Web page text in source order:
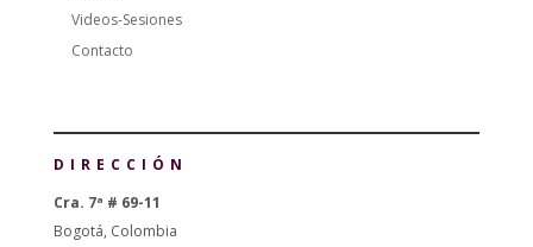
Videos-Sesiones
Contacto
DIRECCIÓN
Cra. 7ª # 69-11
Bogotá, Colombia